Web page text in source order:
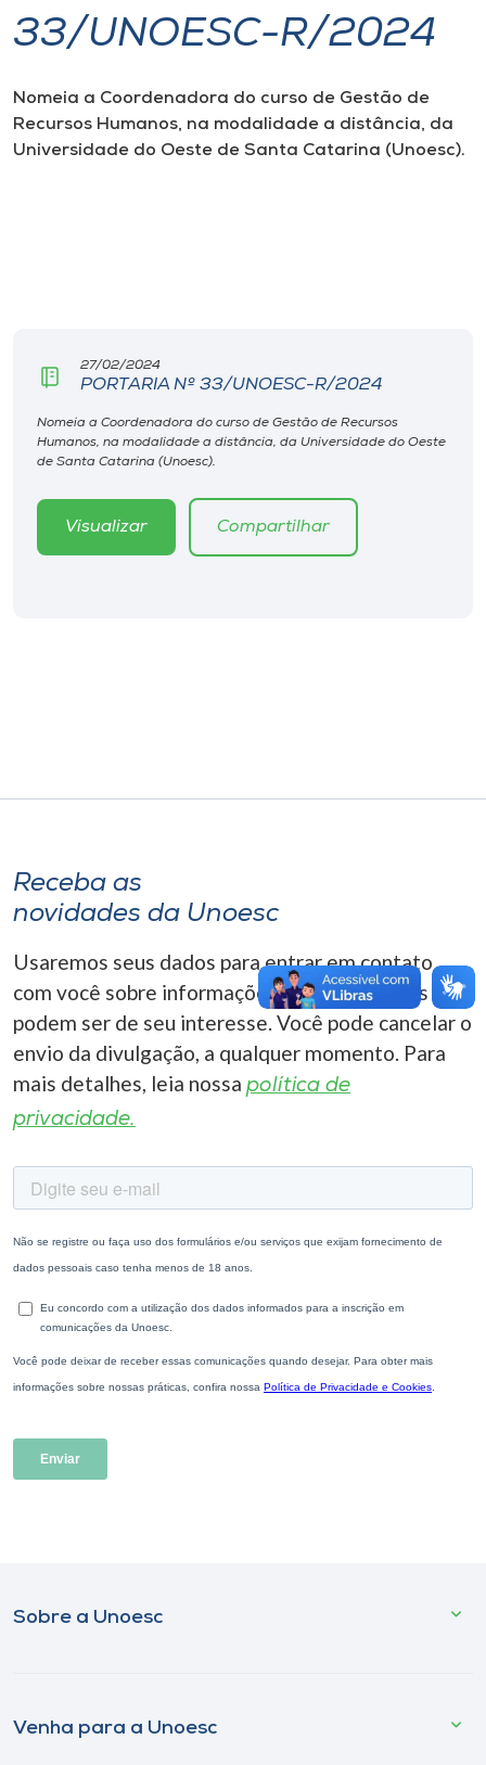
I.nova
Diplomados
Editora
Rádio
Museu
Unoesc
A+
33/UNOESC-R/2024
Nomeia a Coordenadora do curso de Gestão de
Recursos Humanos, na modalidade a distância, da
Universidade do Oeste de Santa Catarina (Unoesc).
27/02/2024
PORTARIA Nº 33/UNOESC-R/2024
Nomeia a Coordenadora do curso de Gestão de Recursos
Humanos, na modalidade a distância, da Universidade do Oeste
de Santa Catarina (Unoesc).
Visualizar Compartilhar
Receba as
novidades da Unoesc
Usaremos seus dados para entrar em contato
com você sobre informações correlacionadas que
podem ser de seu interesse. Você pode cancelar o
envio da divulgação, a qualquer momento. Para
mais detalhes, leia nossa política de
privacidade.
Sobre a Unoesc
Venha para a Unoesc